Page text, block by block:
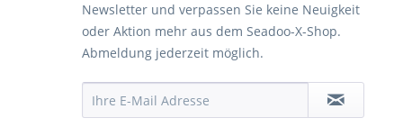
Newsletter und verpassen Sie keine Neuigkeit
oder Aktion mehr aus dem Seadoo-X-Shop.
Abmeldung jederzeit möglich.